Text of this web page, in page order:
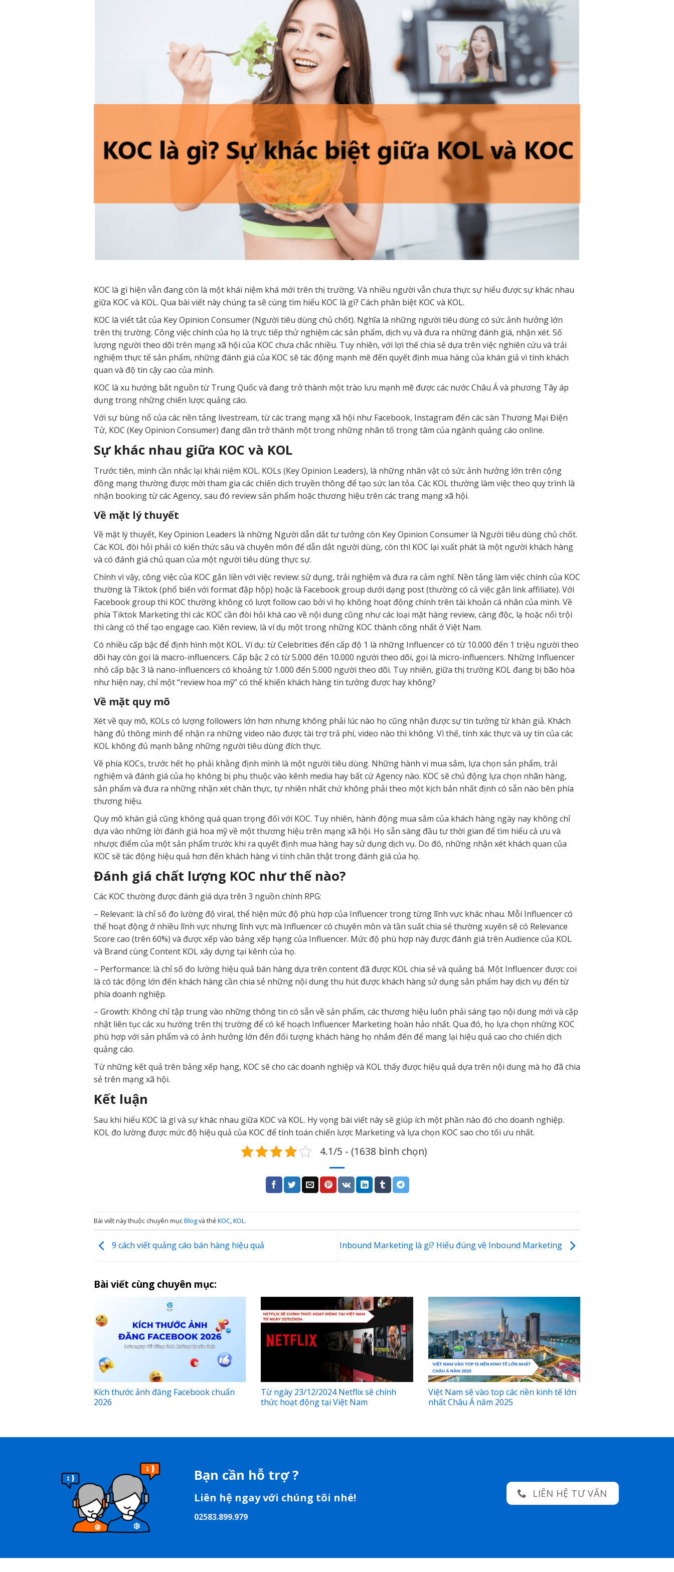
KOC là gì hiện vẫn đang còn là một khái niệm khá mới trên thị trường. Và nhiều người vẫn chưa thực sự hiểu được sự khác nhau
giữa KOC và KOL. Qua bài viết này chúng ta sẽ cùng tìm hiểu KOC là gì? Cách phân biệt KOC và KOL.
KOC là viết tắt của Key Opinion Consumer (Người tiêu dùng chủ chốt). Nghĩa là những người tiêu dùng có sức ảnh hưởng lớn
trên thị trường. Công việc chính của họ là trực tiếp thử nghiệm các sản phẩm, dịch vụ và đưa ra những đánh giá, nhận xét. Số
lượng người theo dõi trên mạng xã hội của KOC chưa chắc nhiều. Tuy nhiên, với lợi thế chia sẻ dựa trên việc nghiên cứu và trải
nghiệm thực tế sản phẩm, những đánh giá của KOC sẽ tác động mạnh mẽ đến quyết định mua hàng của khán giả vì tính khách
quan và độ tin cậy cao của mình.
KOC là xu hướng bắt nguồn từ Trung Quốc và đang trở thành một trào lưu mạnh mẽ được các nước Châu Á và phương Tây áp
dụng trong những chiến lược quảng cáo.
Với sự bùng nổ của các nền tảng livestream, từ các trang mạng xã hội như Facebook, Instagram đến các sàn Thương Mại Điện
Tử, KOC (Key Opinion Consumer) đang dần trở thành một trong những nhân tố trọng tâm của ngành quảng cáo online.
Sự khác nhau giữa KOC và KOL
Trước tiên, mình cần nhắc lại khái niệm KOL. KOLs (Key Opinion Leaders), là những nhân vật có sức ảnh hưởng lớn trên cộng
đồng mạng thường được mời tham gia các chiến dịch truyền thông để tạo sức lan tỏa. Các KOL thường làm việc theo quy trình là
nhận booking từ các Agency, sau đó review sản phẩm hoặc thương hiệu trên các trang mạng xã hội.
Về mặt lý thuyết
Về mặt lý thuyết, Key Opinion Leaders là những Người dẫn dắt tư tưởng còn Key Opinion Consumer là Người tiêu dùng chủ chốt.
Các KOL đòi hỏi phải có kiến thức sâu và chuyên môn để dẫn dắt người dùng, còn thì KOC lại xuất phát là một người khách hàng
và có đánh giá chủ quan của một người tiêu dùng thực sự.
Chính vì vậy, công việc của KOC gắn liền với việc review: sử dụng, trải nghiệm và đưa ra cảm nghĩ. Nền tảng làm việc chính của KOC
thường là Tiktok (phổ biến với format đập hộp) hoặc là Facebook group dưới dạng post (thường có cả việc gắn link affiliate). Với
Facebook group thì KOC thường không có lượt follow cao bởi vì họ không hoạt động chính trên tài khoản cá nhân của mình. Về
phía Tiktok Marketing thì các KOC cần đòi hỏi khá cao về nội dung cũng như các loại mặt hàng review, càng độc, lạ hoặc nổi trội
thì càng có thể tạo engage cao. Kiên review, là ví dụ một trong những KOC thành công nhất ở Việt Nam.
Có nhiều cấp bậc để định hình một KOL. Ví dụ: từ Celebrities đến cấp độ 1 là những Influencer có từ 10.000 đến 1 triệu người theo
dõi hay còn gọi là macro-influencers. Cấp bậc 2 có từ 5.000 đến 10.000 người theo dõi, gọi là micro-influencers. Những Influencer
nhỏ cấp bậc 3 là nano-influencers có khoảng từ 1.000 đến 5.000 người theo dõi. Tuy nhiên, giữa thị trường KOL đang bị bão hòa
như hiện nay, chỉ một “review hoa mỹ” có thể khiến khách hàng tin tưởng được hay không?
Về mặt quy mô
Xét về quy mô, KOLs có lượng followers lớn hơn nhưng không phải lúc nào họ cũng nhận được sự tin tưởng từ khán giả. Khách
hàng đủ thông minh để nhận ra những video nào được tài trợ trả phí, video nào thì không. Vì thế, tính xác thực và uy tín của các
KOL không đủ mạnh bằng những người tiêu dùng đích thực.
Về phía KOCs, trước hết họ phải khẳng định mình là một người tiêu dùng. Những hành vi mua sắm, lựa chọn sản phẩm, trải
nghiệm và đánh giá của họ không bị phụ thuộc vào kênh media hay bất cứ Agency nào. KOC sẽ chủ động lựa chọn nhãn hàng,
sản phẩm và đưa ra những nhận xét chân thực, tự nhiên nhất chứ không phải theo một kịch bản nhất định có sẵn nào bên phía
thương hiệu.
Quy mô khán giả cũng không quá quan trọng đối với KOC. Tuy nhiên, hành động mua sắm của khách hàng ngày nay không chỉ
dựa vào những lời đánh giá hoa mỹ về một thương hiệu trên mạng xã hội. Họ sẵn sàng đầu tư thời gian để tìm hiểu cả ưu và
nhược điểm của một sản phẩm trước khi ra quyết định mua hàng hay sử dụng dịch vụ. Do đó, những nhận xét khách quan của
KOC sẽ tác động hiệu quả hơn đến khách hàng vì tính chân thật trong đánh giá của họ.
Đánh giá chất lượng KOC như thế nào?
Các KOC thường được đánh giá dựa trên 3 nguồn chính RPG:
– Relevant: là chỉ số đo lường độ viral, thể hiện mức độ phù hợp của Influencer trong từng lĩnh vực khác nhau. Mỗi Influencer có
thể hoạt động ở nhiều lĩnh vực nhưng lĩnh vực mà Influencer có chuyên môn và tần suất chia sẻ thường xuyên sẽ có Relevance
Score cao (trên 60%) và được xếp vào bảng xếp hạng của Influencer. Mức độ phù hợp này được đánh giá trên Audience của KOL
và Brand cùng Content KOL xây dựng tại kênh của họ.
– Performance: là chỉ số đo lường hiệu quả bán hàng dựa trên content đã được KOL chia sẻ và quảng bá. Một Influencer được coi
là có tác động lớn đến khách hàng cần chia sẻ những nội dung thu hút được khách hàng sử dụng sản phẩm hay dịch vụ đến từ
phía doanh nghiệp.
– Growth: Không chỉ tập trung vào những thông tin có sẵn về sản phẩm, các thương hiệu luôn phải sáng tạo nội dung mới và cập
nhật liên tục các xu hướng trên thị trường để có kế hoạch Influencer Marketing hoàn hảo nhất. Qua đó, họ lựa chọn những KOC
phù hợp với sản phẩm và có ảnh hưởng lớn đến đối tượng khách hàng họ nhắm đến để mang lại hiệu quả cao cho chiến dịch
quảng cáo.
Từ những kết quả trên bảng xếp hạng, KOC sẽ cho các doanh nghiệp và KOL thấy được hiệu quả dựa trên nội dung mà họ đã chia
sẻ trên mạng xã hội.
Kết luận
Sau khi hiểu KOC là gì và sự khác nhau giữa KOC và KOL. Hy vọng bài viết này sẽ giúp ích một phần nào đó cho doanh nghiệp.
KOL đo lường được mức độ hiệu quả của KOC để tính toán chiến lược Marketing và lựa chọn KOC sao cho tối ưu nhất.
4.1/5 - (1638 bình chọn)
Bài viết này thuộc chuyên mụcBlogvà thẻKOC,KOL.
9 cách viết quảng cáo bán hàng hiệu quả Inbound Marketing là gì? Hiểu đúng về Inbound Marketing
Bài viết cùng chuyên mục:
Kích thước ảnh đăng Facebook chuẩn
2026
Từ ngày 23/12/2024 Netflix sẽ chính
thức hoạt động tại Việt Nam
Việt Nam sẽ vào top các nền kinh tế lớn
nhất Châu Á năm 2025
Bạn cần hỗ trợ ?
Liên hệ ngay với chúng tôi nhé!
02583.899.979
LIÊN HỆ TƯ VẤN